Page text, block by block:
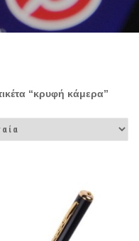
“κρυφή κάμερα”